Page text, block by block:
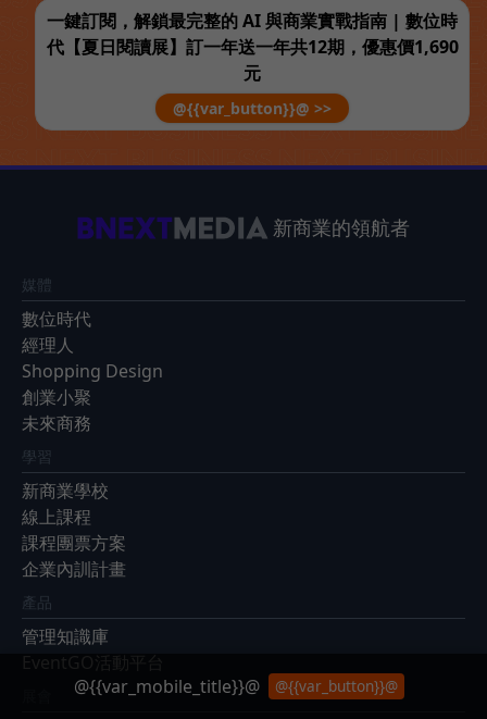
一鍵訂閱，解鎖最完整的 AI 與商業實戰指南 | 數位時
代【夏日閱讀展】訂一年送一年共12期，優惠價1,690
元
@{{var_button}}@ >>
新商業的領航者
媒體
數位時代
經理人
Shopping Design
創業小聚
未來商務
學習
新商業學校
線上課程
課程團票方案
企業內訓計畫
產品
管理知識庫
@{{var_mobile_title}}@ @{{var_button}}@